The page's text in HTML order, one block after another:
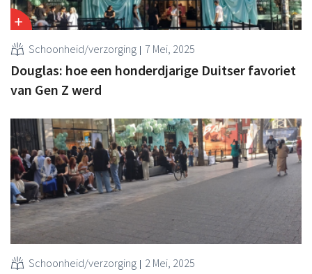
Schoonheid/verzorging 7 Mei, 2025
Douglas: hoe een honderdjarige Duitser favoriet
van Gen Z werd
Schoonheid/verzorging 2 Mei, 2025